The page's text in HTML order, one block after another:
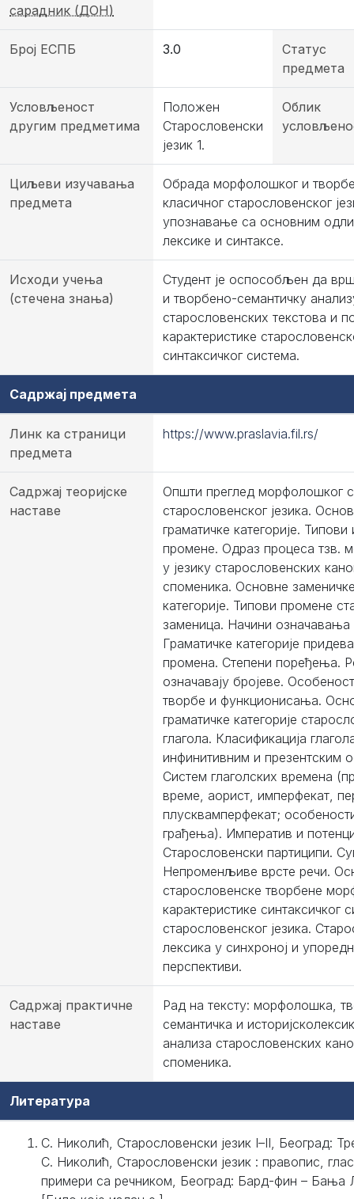
сарадник (ДОН)
Број ЕСПБ 3.0
Статус
предмета
Условљеност
другим предметима
Положен
Старословенски
језик 1.
Облик
Циљеви изучавања
предмета
Обрада морфолошког и
класичног старословенског
упознавање са основним
лексике и синтаксе.
Исходи учења
(стечена знања)
Студент је оспособљен да
и творбено-семантичку
старословенских текстова и
карактеристике
синтаксичког система.
Садржај предмета
Линк ка страници
предмета
https://www.praslavia.fil.rs/
Садржај теоријске
наставе
Општи преглед морфолошког
старословенског језика.
граматичке категорије.
промене. Одраз процеса тзв.
у језику старословенских
споменика. Основне
категорије. Типови промене
заменица. Начини означавања
Граматичке категорије
промена. Степени поређења.
означавају бројеве.
творбе и функционисања.
граматичке категорије
глагола. Класификација
инфинитивним и презентским
Систем глаголских времена
време, аорист, имперфекат,
плусквамперфекат;
грађења). Императив и
Старословенски партиципи.
Непроменљиве врсте речи.
старословенске творбене
карактеристике синтаксичког
старословенског језика.
лексика у синхроној и
перспективи.
Садржај практичне
наставе
Рад на тексту: морфолошка,
семантичка и
анализа старословенских
споменика.
Литература
С. Николић, Старословенски jeзик I–II, Београд:
С. Николић, Старословенски језик : правопис,
примери са речником, Београд: Бард-фин – Бања